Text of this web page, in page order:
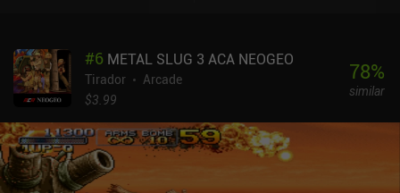
#6 METAL SLUG 3 ACA NEOGEO
Tirador
Arcade
$3.99
78%
similar